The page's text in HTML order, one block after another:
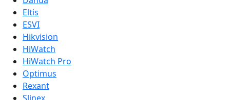
Eltis
ESVI
Hikvision
HiWatch
HiWatch Pro
Optimus
Rexant